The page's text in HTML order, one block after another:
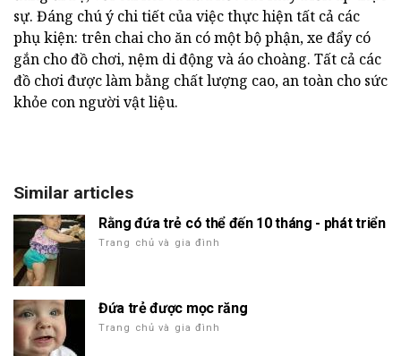
sự. Đáng chú ý chi tiết của việc thực hiện tất cả các
phụ kiện: trên chai cho ăn có một bộ phận, xe đẩy có
gắn cho đồ chơi, nệm di động và áo choàng. Tất cả các
đồ chơi được làm bằng chất lượng cao, an toàn cho sức
khỏe con người vật liệu.
Similar articles
Rằng đứa trẻ có thể đến 10 tháng - phát triển
Trang chủ và gia đình
Đứa trẻ được mọc răng
Trang chủ và gia đình